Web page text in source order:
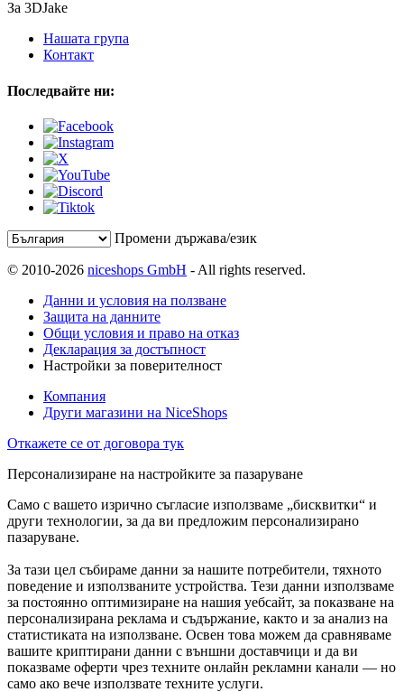
За 3DJake
Нашата група
Контакт
Последвайте ни:
Промени държава/език
© 2010-2026 niceshops GmbH - All rights reserved.
Данни и условия на ползване
Защита на данните
Общи условия и право на отказ
Декларация за достъпност
Настройки за поверителност
Компания
Други магазини на NiceShops
Откажете се от договора тук
Персонализиране на настройките за пазаруване
Само с вашето изрично съгласие използваме „бисквитки“ и
други технологии, за да ви предложим персонализирано
пазаруване.
За тази цел събираме данни за нашите потребители, тяхното
поведение и използваните устройства. Тези данни използваме
за постоянно оптимизиране на нашия уебсайт, за показване на
персонализирана реклама и съдържание, както и за анализ на
статистиката на използване. Освен това можем да сравняваме
вашите криптирани данни с външни доставчици и да ви
показваме оферти чрез техните онлайн рекламни канали — но
само ако вече използвате техните услуги.